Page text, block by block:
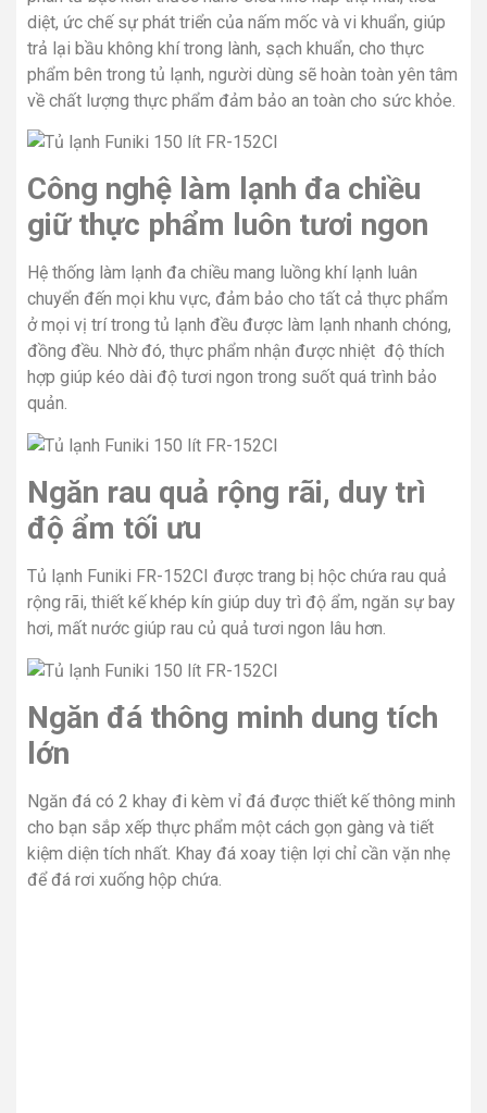
diệt, ức chế sự phát triển của nấm mốc và vi khuẩn, giúp
trả lại bầu không khí trong lành, sạch khuẩn, cho thực
phẩm bên trong tủ lạnh, người dùng sẽ hoàn toàn yên tâm
về chất lượng thực phẩm đảm bảo an toàn cho sức khỏe.
Công nghệ làm lạnh đa chiều
giữ thực phẩm luôn tươi ngon
Hệ thống làm lạnh đa chiều mang luồng khí lạnh luân
chuyển đến mọi khu vực, đảm bảo cho tất cả thực phẩm
ở mọi vị trí trong tủ lạnh đều được làm lạnh nhanh chóng,
đồng đều. Nhờ đó, thực phẩm nhận được nhiệt độ thích
hợp giúp kéo dài độ tươi ngon trong suốt quá trình bảo
quản.
Ngăn rau quả rộng rãi, duy trì
độ ẩm tối ưu
Tủ lạnh Funiki FR-152CI được trang bị hộc chứa rau quả
rộng rãi, thiết kế khép kín giúp duy trì độ ẩm, ngăn sự bay
hơi, mất nước giúp rau củ quả tươi ngon lâu hơn.
Ngăn đá thông minh dung tích
lớn
Ngăn đá có 2 khay đi kèm vỉ đá được thiết kế thông minh
cho bạn sắp xếp thực phẩm một cách gọn gàng và tiết
kiệm diện tích nhất. Khay đá xoay tiện lợi chỉ cần vặn nhẹ
để đá rơi xuống hộp chứa.